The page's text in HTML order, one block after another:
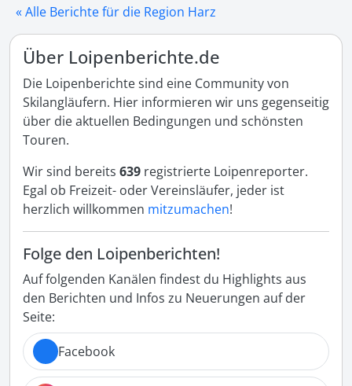
« Alle Berichte für die Region Harz
Über Loipenberichte.de
Die Loipenberichte sind eine Community von
Skilangläufern. Hier informieren wir uns gegenseitig
über die aktuellen Bedingungen und schönsten
Touren.
Wir sind bereits 639 registrierte Loipenreporter.
Egal ob Freizeit- oder Vereinsläufer, jeder ist
herzlich willkommen mitzumachen!
Folge den Loipenberichten!
Auf folgenden Kanälen findest du Highlights aus
den Berichten und Infos zu Neuerungen auf der
Seite:
Facebook